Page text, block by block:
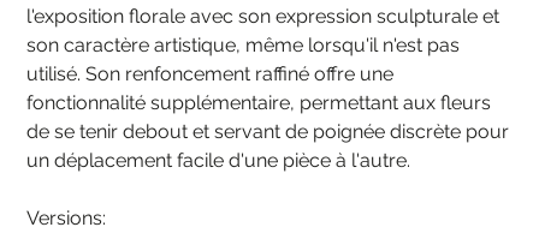
l'exposition florale avec son expression sculpturale et
son caractère artistique, même lorsqu'il n'est pas
utilisé. Son renfoncement raffiné offre une
fonctionnalité supplémentaire, permettant aux fleurs
de se tenir debout et servant de poignée discrète pour
un déplacement facile d'une pièce à l'autre.
Versions: